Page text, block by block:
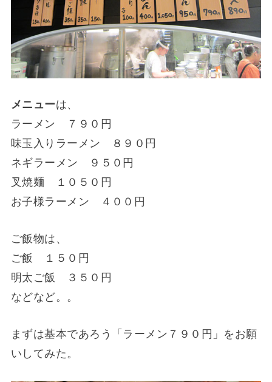
メニューは、
ラーメン ７９０円
味玉入りラーメン ８９０円
ネギラーメン ９５０円
叉焼麺 １０５０円
お子様ラーメン ４００円
ご飯物は、
ご飯 １５０円
明太ご飯 ３５０円
などなど。。
まずは基本であろう「ラーメン７９０円」をお願
いしてみた。